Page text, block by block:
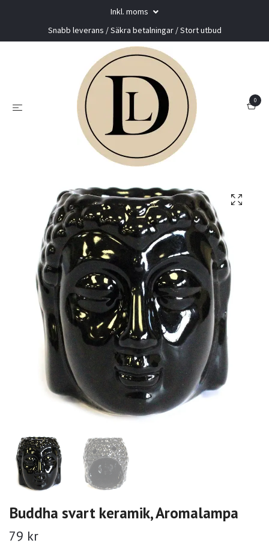
Inkl. moms
Snabb leverans / Säkra betalningar / Stort utbud
0
Buddha svart keramik, Aromalampa
79 kr